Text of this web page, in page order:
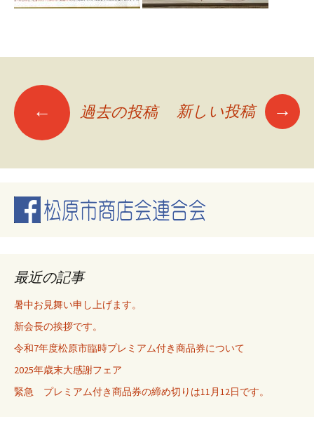
投
稿
ナ
ビ
ゲ
ー
シ
ョ
← 過去の投稿 新しい投稿 →
最近の記事
暑中お見舞い申し上げます。
新会長の挨拶です。
令和7年度松原市臨時プレミアム付き商品券について
2025年歳末大感謝フェア
緊急 プレミアム付き商品券の締め切りは11月12日です。